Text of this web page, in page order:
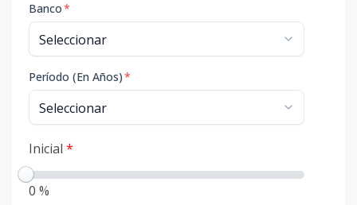
Banco*
Período (En Años)*
Inicial *
0 %